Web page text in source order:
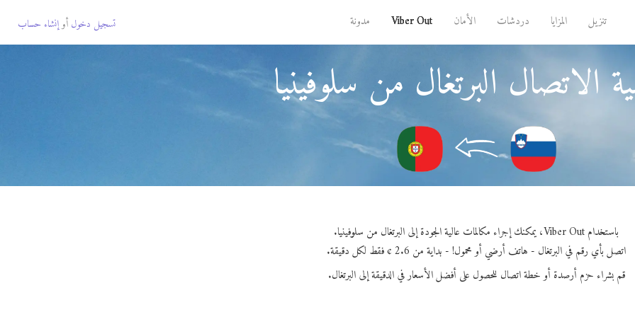
تنزيل المزايا دردشات الأمان Viber Out مدونة تسجيل دخول أوإنشاء حساب
الاتصال البرتغال من سلوفينيا
باستخدام Viber Out، يمكنك إجراء مكالمات عالية الجودة إلى البرتغال من سلوفينيا.
اتصل بأي رقم في البرتغال - هاتف أرضي أو محمول! - بداية من 2.6 ¢ فقط لكل دقيقة.
قم بشراء حزم أرصدة أو خطة اتصال للحصول على أفضل الأسعار في الدقيقة إلى البرتغال.